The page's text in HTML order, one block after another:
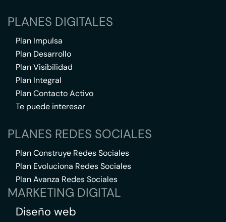
PLANES DIGITALES
Plan Impulsa
Plan Desarrollo
Plan Visibilidad
Plan Integral
Plan Contacto Activo
Te puede interesar
PLANES REDES SOCIALES
Plan Construye Redes Sociales
Plan Evoluciona Redes Sociales
Plan Avanza Redes Sociales
MARKETING DIGITAL
Diseño web